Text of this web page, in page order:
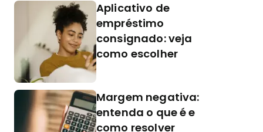
Aplicativo de
empréstimo
consignado: veja
como escolher
Margem negativa:
entenda o que é e
como resolver